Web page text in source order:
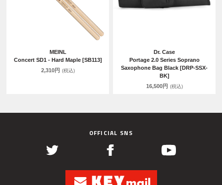
MEINL
Concert SD1 - Hard Maple [SB113]
2,310円 (税込)
Dr. Case
Portage 2.0 Series Soprano
Saxophone Bag Black [DRP-SSX-
BK]
16,500円 (税込)
OFFICIAL SNS